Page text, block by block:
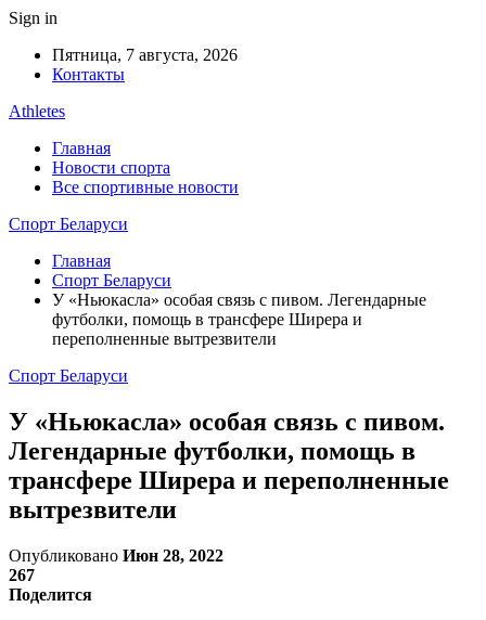
Sign in
Пятница, 7 августа, 2026
Контакты
Athletes
Главная
Новости спорта
Все спортивные новости
Спорт Беларуси
Главная
Спорт Беларуси
У «Ньюкасла» особая связь с пивом. Легендарные
футболки, помощь в трансфере Ширера и
переполненные вытрезвители
Спорт Беларуси
У «Ньюкасла» особая связь с пивом.
Легендарные футболки, помощь в
трансфере Ширера и переполненные
вытрезвители
Опубликовано Июн 28, 2022
267
Поделится